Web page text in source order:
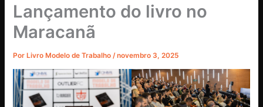
Lançamento do livro no
Maracanã
PorLivro Modelo de Trabalho /novembro 3, 2025